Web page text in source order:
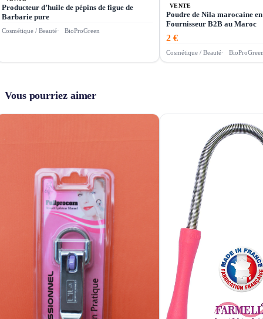
Producteur d’huile de pépins de figue de
Barbarie pure
Cosmétique / Beauté BioProGreen
VENTE
Poudre de Nila marocaine
Fournisseur B2B au Maroc
2 €
Cosmétique / Beauté
Vous pourriez aimer